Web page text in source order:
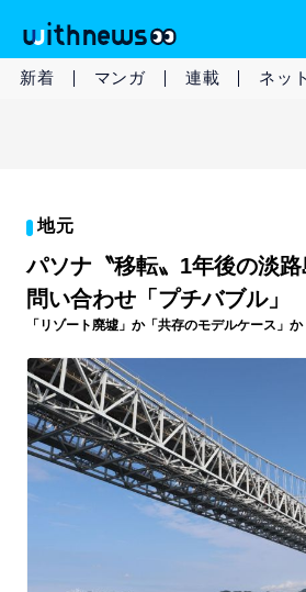
新着 マンガ 連載 ネッ
地元
パソナ〝移転〟1年後の淡
問い合わせ「プチバブル」
「リゾート廃墟」か「共存のモデルケース」か